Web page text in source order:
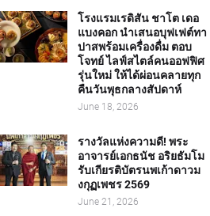
โรงแรมเรดิสัน ชาโต เดอ
แบงคอก นำเสนอบุฟเฟต์ทา
ปาสพร้อมเครื่องดื่ม ตอบ
โจทย์ ไลฟ์สไตล์คนออฟฟิศ
รุ่นใหม่ ให้ได้ผ่อนคลายทุก
คืนวันพุธกลางสัปดาห์
June 18, 2026
รางวัลแห่งความดี! พระ
อาจารย์เอกธนัช อริยธัมโม
รับเกียรติบัตรนพเก้าดาวม
งกุฏเพชร 2569
June 21, 2026